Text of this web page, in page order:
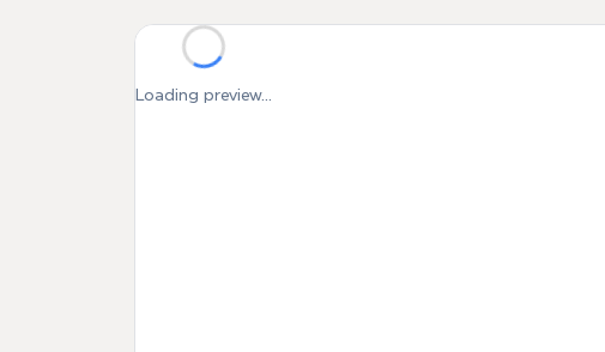
Loading preview...